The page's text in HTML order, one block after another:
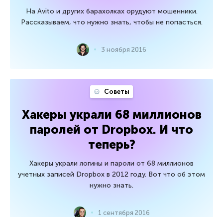
На Avito и других барахолках орудуют мошенники.
Рассказываем, что нужно знать, чтобы не попасться.
3 ноября 2016
Советы
Хакеры украли 68 миллионов
паролей от Dropbox. И что
теперь?
Хакеры украли логины и пароли от 68 миллионов
учетных записей Dropbox в 2012 году. Вот что об этом
нужно знать.
1 сентября 2016